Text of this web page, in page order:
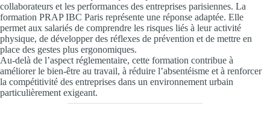
collaborateurs et les performances des entreprises parisiennes. La
formation PRAP IBC Paris représente une réponse adaptée. Elle
permet aux salariés de comprendre les risques liés à leur activité
physique, de développer des réflexes de prévention et de mettre en
place des gestes plus ergonomiques.
Au-delà de l’aspect réglementaire, cette formation contribue à
améliorer le bien-être au travail, à réduire l’absentéisme et à renforcer
la compétitivité des entreprises dans un environnement urbain
particulièrement exigeant.